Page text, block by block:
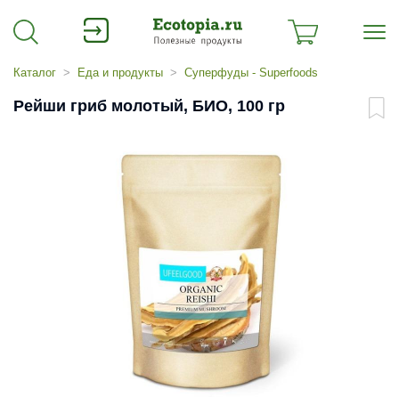
Каталог Еда и продукты Суперфуды - Superfoods
Рейши гриб молотый, БИО, 100 гр